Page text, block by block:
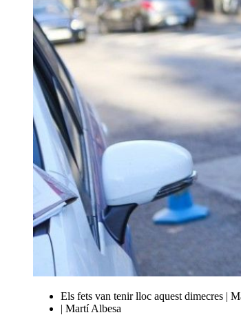
Els fets van tenir lloc aquest dimecres |
| Martí Albesa